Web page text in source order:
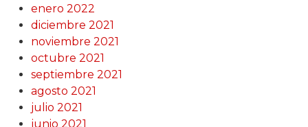
enero 2022
diciembre 2021
noviembre 2021
octubre 2021
septiembre 2021
agosto 2021
julio 2021
junio 2021